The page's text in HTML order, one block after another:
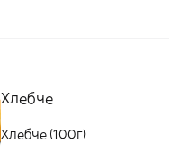
Хлебче
Хлебче (100г)